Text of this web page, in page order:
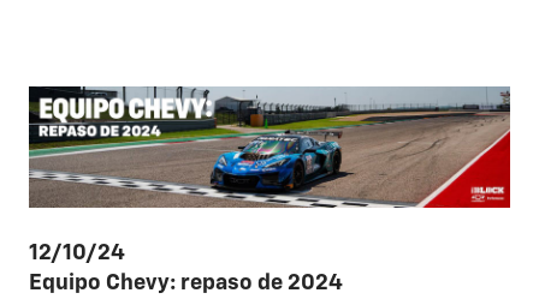
12/10/24
Equipo Chevy: repaso de 2024